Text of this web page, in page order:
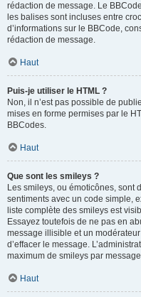
rédaction de message. Le
les balises sont incluses entre
d’informations sur le BBCode,
rédaction de message.
Haut
Puis-je utiliser le HTML ?
Non, il n’est pas possible de
mises en forme permises par le
BBCodes.
Haut
Que sont les smileys ?
Les smileys, ou émoticônes, sont
sentiments avec un code simple,
liste complète des smileys est
Essayez toutefois de ne pas en
message illisible et un
d’effacer le message.
maximum de smileys par
Haut